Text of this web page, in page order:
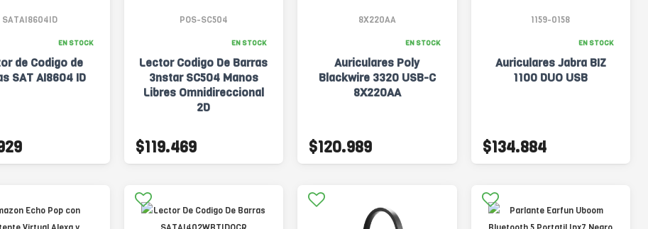
SATAI8604ID
EN STOCK
de Codigo de
SAT AI8604 ID
POS-SC504
EN STOCK
Lector Codigo De Barras
3nstar SC504 Manos
Libres Omnidireccional
2D
$119.469
8X220AA
EN STOCK
Auriculares Poly
Blackwire 3320 USB-C
8X220AA
$120.989
1159-0158
EN STOCK
Auriculares Jabra BIZ
1100 DUO USB
$134.884